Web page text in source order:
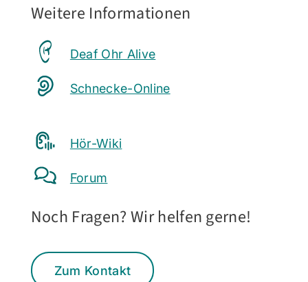
Weitere Informationen
Deaf Ohr Alive
Schnecke-Online
Hör-Wiki
Forum
Noch Fragen? Wir helfen gerne!
Zum Kontakt